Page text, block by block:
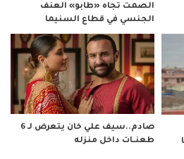
الصمت تجاه «طابو» العنف
الجنسي في قطاع السنيما
صادم..سيف علي خان يتعرض لـ 6
طعنــات داخل منزله